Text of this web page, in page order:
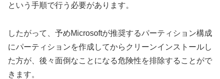
という手順で行う必要があります。
したがって、予めMicrosoftが推奨するパーティション構成
にパーティションを作成してからクリーンインストールし
た方が、後々面倒なことになる危険性を排除することがで
きます。